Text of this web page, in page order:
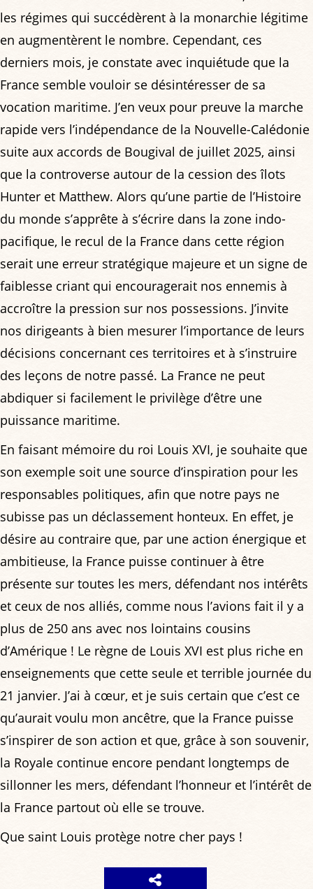
les régimes qui succédèrent à la monarchie légitime
en augmentèrent le nombre. Cependant, ces
derniers mois, je constate avec inquiétude que la
France semble vouloir se désintéresser de sa
vocation maritime. J’en veux pour preuve la marche
rapide vers l’indépendance de la Nouvelle-Calédonie
suite aux accords de Bougival de juillet 2025, ainsi
que la controverse autour de la cession des îlots
Hunter et Matthew. Alors qu’une partie de l’Histoire
du monde s’apprête à s’écrire dans la zone indo-
pacifique, le recul de la France dans cette région
serait une erreur stratégique majeure et un signe de
faiblesse criant qui encouragerait nos ennemis à
accroître la pression sur nos possessions. J’invite
nos dirigeants à bien mesurer l’importance de leurs
décisions concernant ces territoires et à s’instruire
des leçons de notre passé. La France ne peut
abdiquer si facilement le privilège d’être une
puissance maritime.
En faisant mémoire du roi Louis XVI, je souhaite que
son exemple soit une source d’inspiration pour les
responsables politiques, afin que notre pays ne
subisse pas un déclassement honteux. En effet, je
désire au contraire que, par une action énergique et
ambitieuse, la France puisse continuer à être
présente sur toutes les mers, défendant nos intérêts
et ceux de nos alliés, comme nous l’avions fait il y a
plus de 250 ans avec nos lointains cousins
d’Amérique ! Le règne de Louis XVI est plus riche en
enseignements que cette seule et terrible journée du
21 janvier. J’ai à cœur, et je suis certain que c’est ce
qu’aurait voulu mon ancêtre, que la France puisse
s’inspirer de son action et que, grâce à son souvenir,
la Royale continue encore pendant longtemps de
sillonner les mers, défendant l’honneur et l’intérêt de
la France partout où elle se trouve.
Que saint Louis protège notre cher pays !